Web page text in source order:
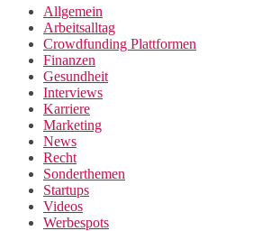
Allgemein
Arbeitsalltag
Crowdfunding Plattformen
Finanzen
Gesundheit
Interviews
Karriere
Marketing
News
Recht
Sonderthemen
Startups
Videos
Werbespots